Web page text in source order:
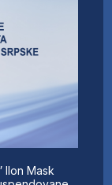
Ilon Mask